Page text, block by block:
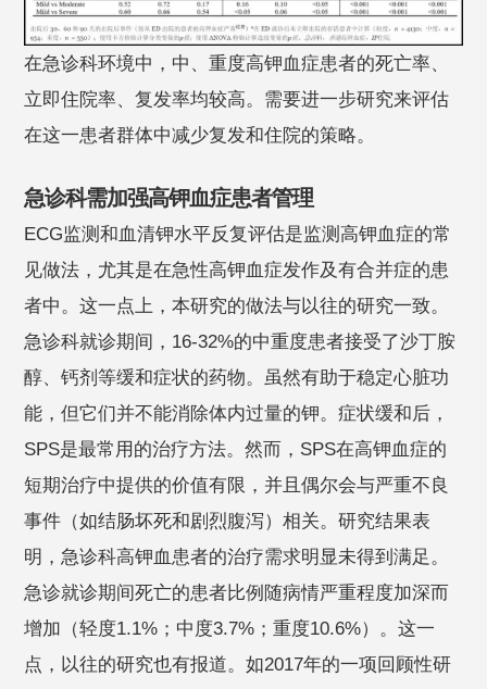
在急诊科环境中，中、重度高钾血症患者的死亡率、
立即住院率、复发率均较高。需要进一步研究来评估
在这一患者群体中减少复发和住院的策略。
急诊科需加强高钾血症患者管理
ECG监测和血清钾水平反复评估是监测高钾血症的常
见做法，尤其是在急性高钾血症发作及有合并症的患
者中。这一点上，本研究的做法与以往的研究一致。
急诊科就诊期间，16-32%的中重度患者接受了沙丁胺
醇、钙剂等缓和症状的药物。虽然有助于稳定心脏功
能，但它们并不能消除体内过量的钾。症状缓和后，
SPS是最常用的治疗方法。然而，SPS在高钾血症的
短期治疗中提供的价值有限，并且偶尔会与严重不良
事件（如结肠坏死和剧烈腹泻）相关。研究结果表
明，急诊科高钾血患者的治疗需求明显未得到满足。
急诊就诊期间死亡的患者比例随病情严重程度加深而
增加（轻度1.1%；中度3.7%；重度10.6%）。这一
点，以往的研究也有报道。如2017年的一项回顾性研